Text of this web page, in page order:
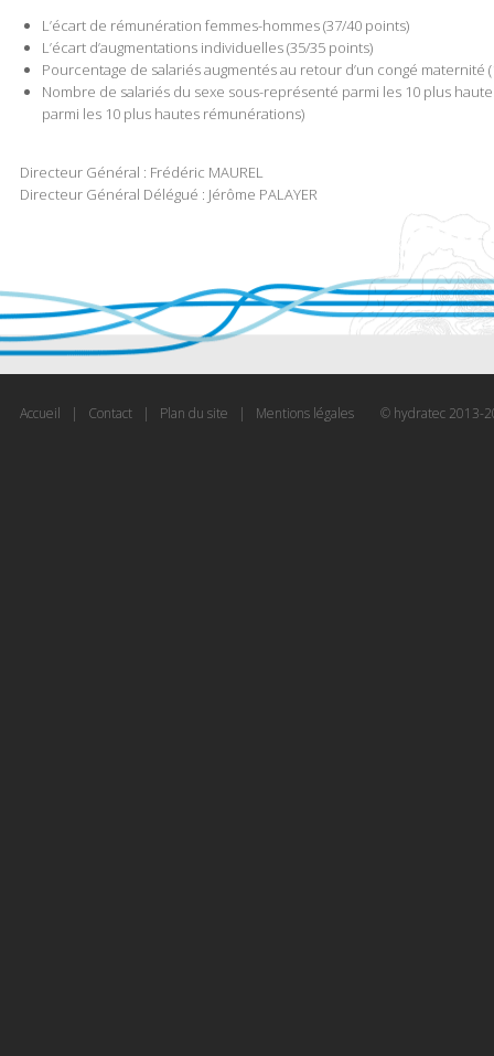
L’écart de rémunération femmes-hommes (37/40 points)
L’écart d’augmentations individuelles (35/35 points)
Pourcentage de salariés augmentés au retour d’un congé maternité
Nombre de salariés du sexe sous-représenté parmi les 10 plus
parmi les 10 plus hautes rémunérations)
Directeur Général : Frédéric MAUREL
Directeur Général Délégué : Jérôme PALAYER
Accueil Contact Plan du site Mentions légales © hydratec 2013-